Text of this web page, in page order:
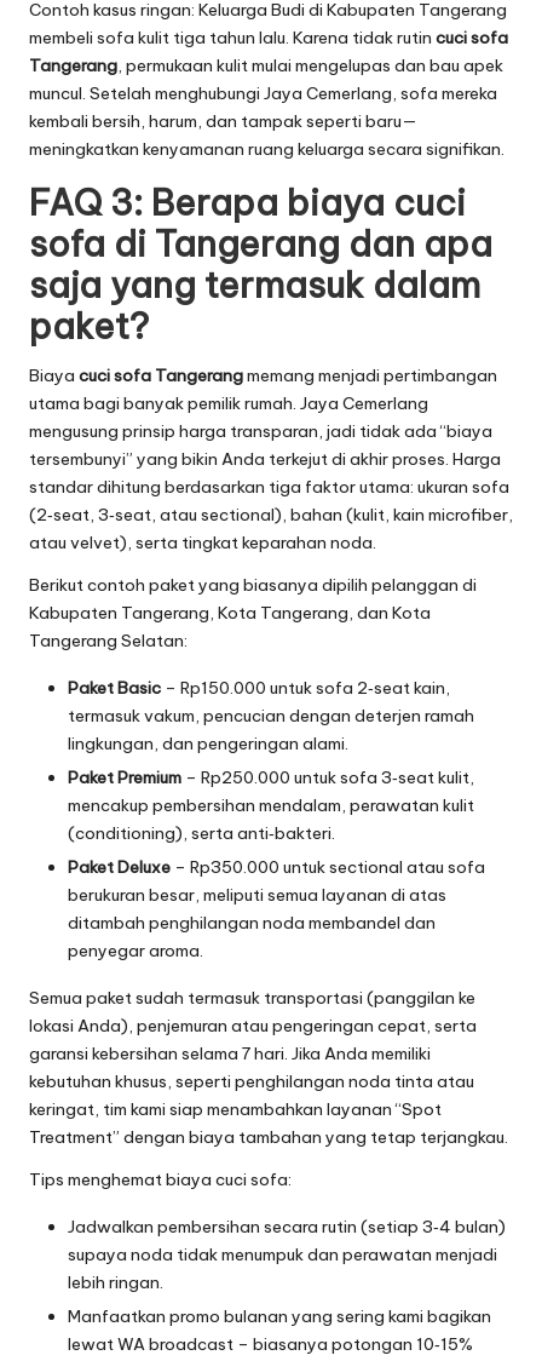
Contoh kasus ringan: Keluarga Budi di Kabupaten Tangerang
membeli sofa kulit tiga tahun lalu. Karena tidak rutin cuci sofa
Tangerang, permukaan kulit mulai mengelupas dan bau apek
muncul. Setelah menghubungi Jaya Cemerlang, sofa mereka
kembali bersih, harum, dan tampak seperti baru—
meningkatkan kenyamanan ruang keluarga secara signifikan.
FAQ 3: Berapa biaya cuci
sofa di Tangerang dan apa
saja yang termasuk dalam
paket?
Biaya cuci sofa Tangerangmemang menjadi pertimbangan
utama bagi banyak pemilik rumah. Jaya Cemerlang
mengusung prinsip harga transparan, jadi tidak ada “biaya
tersembunyi” yang bikin Anda terkejut di akhir proses. Harga
standar dihitung berdasarkan tiga faktor utama: ukuran sofa
(2‑seat, 3‑seat, atau sectional), bahan (kulit, kain microfiber,
atau velvet), serta tingkat keparahan noda.
Berikut contoh paket yang biasanya dipilih pelanggan di
Kabupaten Tangerang, Kota Tangerang, dan Kota
Tangerang Selatan:
Paket Basic – Rp150.000 untuk sofa 2‑seat kain,
termasuk vakum, pencucian dengan deterjen ramah
lingkungan, dan pengeringan alami.
Paket Premium – Rp250.000 untuk sofa 3‑seat kulit,
mencakup pembersihan mendalam, perawatan kulit
(conditioning), serta anti‑bakteri.
Paket Deluxe – Rp350.000 untuk sectional atau sofa
berukuran besar, meliputi semua layanan di atas
ditambah penghilangan noda membandel dan
penyegar aroma.
Semua paket sudah termasuk transportasi (panggilan ke
lokasi Anda), penjemuran atau pengeringan cepat, serta
garansi kebersihan selama 7 hari. Jika Anda memiliki
kebutuhan khusus, seperti penghilangan noda tinta atau
keringat, tim kami siap menambahkan layanan “Spot
Treatment” dengan biaya tambahan yang tetap terjangkau.
Tips menghemat biaya cuci sofa:
Jadwalkan pembersihan secara rutin (setiap 3‑4 bulan)
supaya noda tidak menumpuk dan perawatan menjadi
lebih ringan.
Manfaatkan promo bulanan yang sering kami bagikan
lewat WA broadcast – biasanya potongan 10‑15%